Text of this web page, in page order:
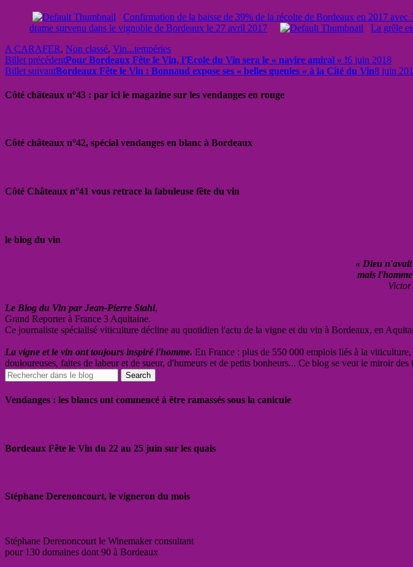
Confirmation de la baisse de 39% de la récolte de Bordeaux en 2017 avec
drame survenu dans le vignoble de Bordeaux le 27 avril 2017
La grêle
A CARAFER, Non classé, Vin...tempéries
Billet précédentPour Bordeaux Fête le Vin, l’Ecole du Vin sera le « navire amiral » !6 juin 2018
Billet suivantBordeaux Fête le Vin : Bonnaud expose ses « belles gueules » à la Cité du Vin8 juin
Côté châteaux n°43 : par ici le magazine sur les vendanges en rouge
Côté châteaux n°42, spécial vendanges en blanc à Bordeaux
Côté Châteaux n°41 vous retrace la fabuleuse fête du vin
le blog du vin
« Dieu
mais
Le Blog du Vin par Jean-Pierre Stahl,
Grand Reporter à France 3 Aquitaine.
Ce journaliste spécialisé viticulture décline au quotidien l'actu de la vigne et du vin à Bordeaux, en
La vigne et le vin ont toujours inspiré l'homme. En France : plus de 550 000 emplois liés à la
douloureuses, faites de labeur et de sueur, d'humeurs et de petits bonheurs... Ce blog se veut le miroir
Vendanges : les blancs ont commencé à être ramassés sous la canicule
Bordeaux Fête le Vin du 22 au 25 juin sur les quais
Stéphane Derenoncourt, le vigneron du mois
Stéphane Derenoncourt le Winemaker consultant
pour 130 domaines dont 90 à Bordeaux